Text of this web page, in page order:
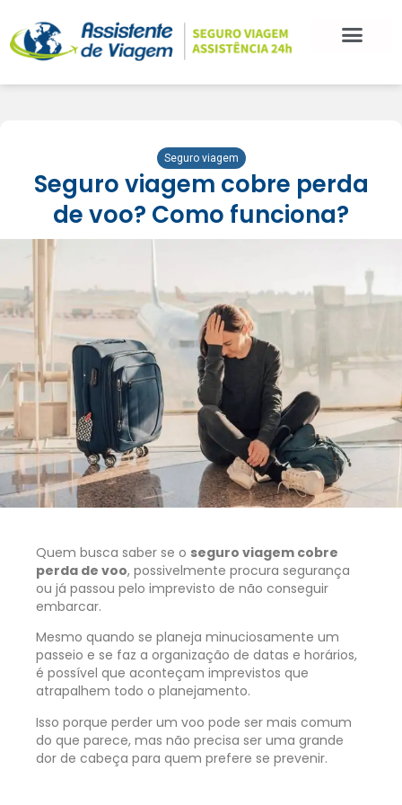
Seguro viagem
Seguro viagem cobre perda
de voo? Como funciona?
Quem busca saber se o seguro viagem cobre
perda de voo, possivelmente procura segurança
ou já passou pelo imprevisto de não conseguir
embarcar.
Mesmo quando se planeja minuciosamente um
passeio e se faz a organização de datas e horários,
é possível que aconteçam imprevistos que
atrapalhem todo o planejamento.
Isso porque perder um voo pode ser mais comum
do que parece, mas não precisa ser uma grande
dor de cabeça para quem prefere se prevenir.